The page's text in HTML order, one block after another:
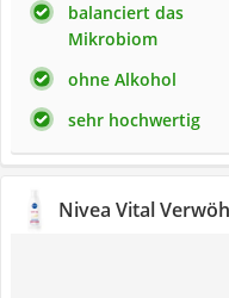
balanciert das
Mikrobiom
ohne Alkohol
sehr hochwertig
Nivea Vital